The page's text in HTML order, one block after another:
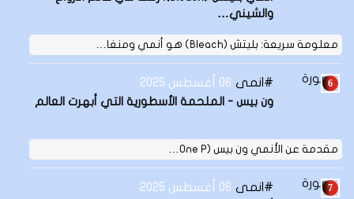
والشيني…
معلومة سريعة: بليتش (Bleach) هو أنمي ومنغا…
انمى 06 أغسطس 2025
ون بيس - الملحمة الأسطورية التي أبهرت العالم
مقدمة عن الأنمي ون بيس (One P…
انمى 06 أغسطس 2025